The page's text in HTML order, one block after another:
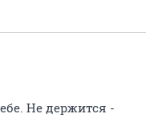
Не держится -